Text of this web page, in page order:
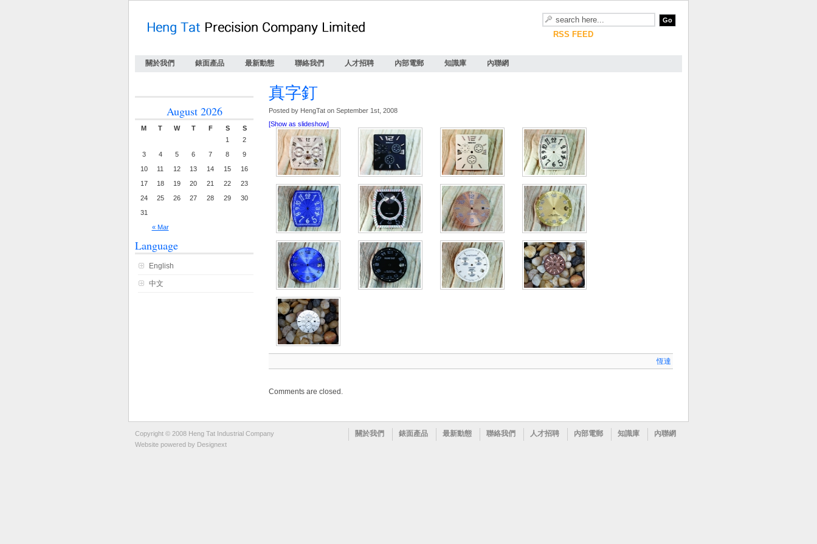
RSS FEED
關於我們 錶面產品 最新動態 聯絡我們 人才招聘 內部電郵 知識庫 內聯網
真字釘
Posted by HengTat on September 1st, 2008
[Show as slideshow]
恆達
Comments are closed.
August 2026
M T W T F S S
« Mar
1
2
3
4 5 6 7 8
9
10
11 12 13 14 15
16
17
18 19 20 21 22
23
24
25 26 27 28 29
30
31
Language
English
中文
Copyright © 2008 Heng Tat Industrial Company
Website powered by Designext
關於我們 錶面產品 最新動態 聯絡我們 人才招聘 內部電郵 知識庫 內聯網